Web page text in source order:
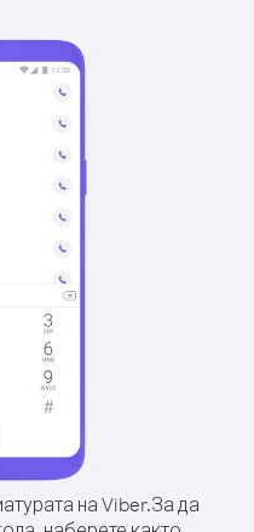
на Viber.За да